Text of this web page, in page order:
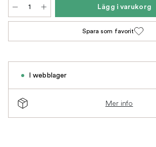
Lägg i varukorg
Spara som favorit
I webblager
Mer info